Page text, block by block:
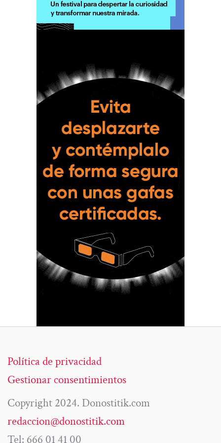
Política de privacidad
Gestionar consentimientos
Copyright 2024. Donostitik.com
redaccion@donostitik.com
Tel: 666 01 41 00